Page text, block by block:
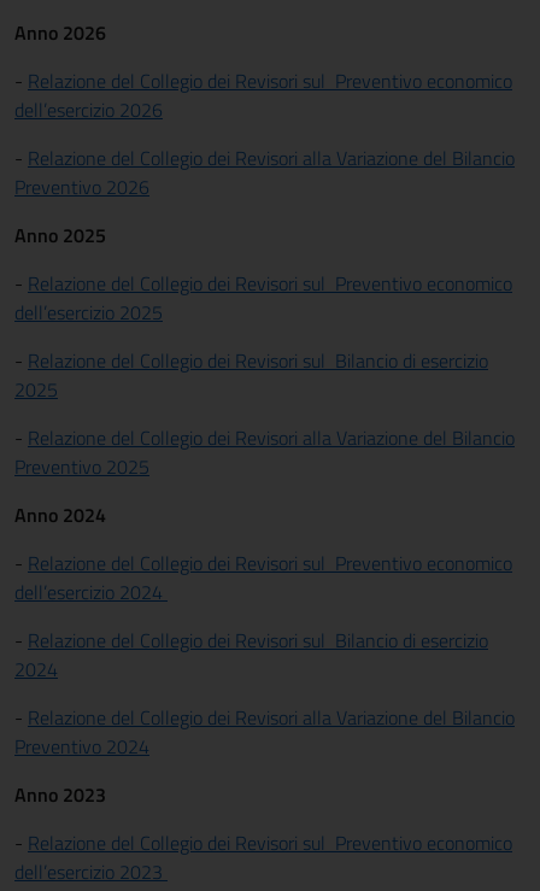
Anno 2026
- Relazione del Collegio dei Revisori sul Preventivo economico
dell’esercizio 2026
- Relazione del Collegio dei Revisori alla Variazione del Bilancio
Preventivo 2026
Anno 2025
- Relazione del Collegio dei Revisori sul Preventivo economico
dell’esercizio 2025
- Relazione del Collegio dei Revisori sul Bilancio di esercizio
2025
- Relazione del Collegio dei Revisori alla Variazione del Bilancio
Preventivo 2025
Anno 2024
- Relazione del Collegio dei Revisori sul Preventivo economico
dell’esercizio 2024
- Relazione del Collegio dei Revisori sul Bilancio di esercizio
2024
- Relazione del Collegio dei Revisori alla Variazione del Bilancio
Preventivo 2024
Anno 2023
- Relazione del Collegio dei Revisori sul Preventivo economico
dell’esercizio 2023